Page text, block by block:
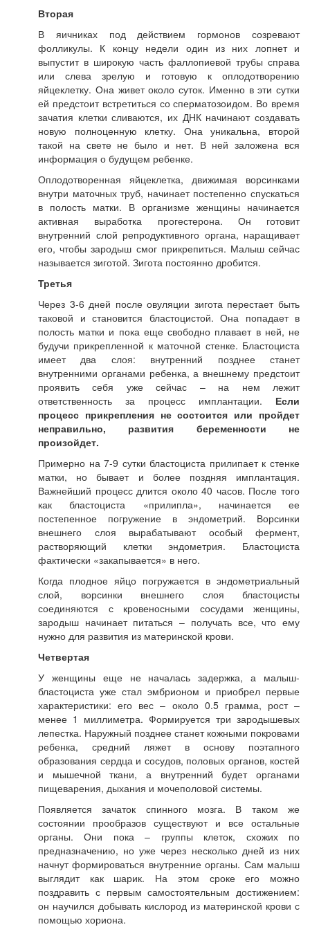
Вторая
В яичниках под действием гормонов созревают
фолликулы. К концу недели один из них лопнет и
выпустит в широкую часть фаллопиевой трубы справа
или слева зрелую и готовую к оплодотворению
яйцеклетку. Она живет около суток. Именно в эти сутки
ей предстоит встретиться со сперматозоидом. Во время
зачатия клетки сливаются, их ДНК начинают создавать
новую полноценную клетку. Она уникальна, второй
такой на свете не было и нет. В ней заложена вся
информация о будущем ребенке.
Оплодотворенная яйцеклетка, движимая ворсинками
внутри маточных труб, начинает постепенно спускаться
в полость матки. В организме женщины начинается
активная выработка прогестерона. Он готовит
внутренний слой репродуктивного органа, наращивает
его, чтобы зародыш смог прикрепиться. Малыш сейчас
называется зиготой. Зигота постоянно дробится.
Третья
Через 3-6 дней после овуляции зигота перестает быть
таковой и становится бластоцистой. Она попадает в
полость матки и пока еще свободно плавает в ней, не
будучи прикрепленной к маточной стенке. Бластоциста
имеет два слоя: внутренний позднее станет
внутренними органами ребенка, а внешнему предстоит
проявить себя уже сейчас – на нем лежит
ответственность за процесс имплантации. Если
процесс прикрепления не состоится или пройдет
неправильно, развития беременности не
произойдет.
Примерно на 7-9 сутки бластоциста прилипает к стенке
матки, но бывает и более поздняя имплантация.
Важнейший процесс длится около 40 часов. После того
как бластоциста «прилипла», начинается ее
постепенное погружение в эндометрий. Ворсинки
внешнего слоя вырабатывают особый фермент,
растворяющий клетки эндометрия. Бластоциста
фактически «закапывается» в него.
Когда плодное яйцо погружается в эндометриальный
слой, ворсинки внешнего слоя бластоцисты
соединяются с кровеносными сосудами женщины,
зародыш начинает питаться – получать все, что ему
нужно для развития из материнской крови.
Четвертая
У женщины еще не началась задержка, а малыш-
бластоциста уже стал эмбрионом и приобрел первые
характеристики: его вес – около 0.5 грамма, рост –
менее 1 миллиметра. Формируется три зародышевых
лепестка. Наружный позднее станет кожными покровами
ребенка, средний ляжет в основу поэтапного
образования сердца и сосудов, половых органов, костей
и мышечной ткани, а внутренний будет органами
пищеварения, дыхания и мочеполовой системы.
Появляется зачаток спинного мозга. В таком же
состоянии прообразов существуют и все остальные
органы. Они пока – группы клеток, схожих по
предназначению, но уже через несколько дней из них
начнут формироваться внутренние органы. Сам малыш
выглядит как шарик. На этом сроке его можно
поздравить с первым самостоятельным достижением:
он научился добывать кислород из материнской крови с
помощью хориона.